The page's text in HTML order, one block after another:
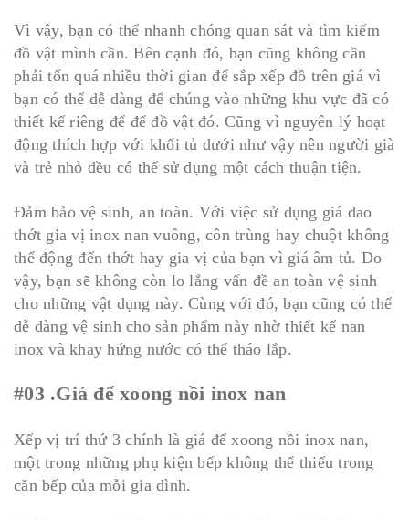
Vì vậy, bạn có thể nhanh chóng quan sát và tìm kiếm
đồ vật mình cần. Bên cạnh đó, bạn cũng không cần
phải tốn quá nhiều thời gian để sắp xếp đồ trên giá vì
bạn có thể dễ dàng để chúng vào những khu vực đã có
thiết kế riêng để để đồ vật đó. Cũng vì nguyên lý hoạt
động thích hợp với khối tủ dưới như vậy nên người già
và trẻ nhỏ đều có thể sử dụng một cách thuận tiện.
Đảm bảo vệ sinh, an toàn. Với việc sử dụng giá dao
thớt gia vị inox nan vuông, côn trùng hay chuột không
thể động đến thớt hay gia vị của bạn vì giá âm tủ. Do
vậy, bạn sẽ không còn lo lắng vấn đề an toàn vệ sinh
cho những vật dụng này. Cùng với đó, bạn cũng có thể
dễ dàng vệ sinh cho sản phẩm này nhờ thiết kế nan
inox và khay hứng nước có thể tháo lắp.
#03 .Giá để xoong nồi inox nan
Xếp vị trí thứ 3 chính là giá để xoong nồi inox nan,
một trong những phụ kiện bếp không thể thiếu trong
căn bếp của mỗi gia đình.